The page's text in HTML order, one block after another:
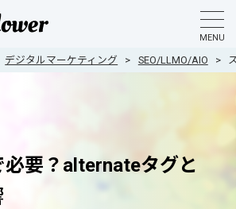
MENU
デジタルマーケティング SEO/LLMO/AIO
必要？alternateタグと